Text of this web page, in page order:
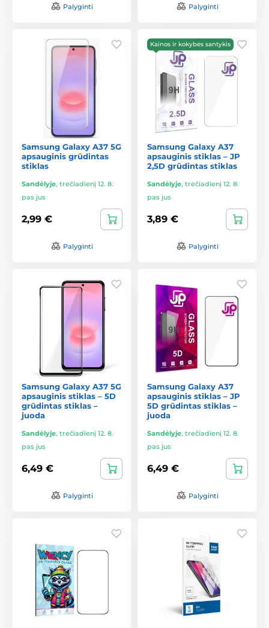
Palyginti Palyginti
Samsung Galaxy A37 5G
apsauginis grūdintas
stiklas
Sandėlyje, trečiadienį 12. 8.
pas jus
2,99 €
Palyginti
Kainos ir kokybės santykis
Samsung Galaxy A37
apsauginis stiklas – JP
2,5D grūdintas stiklas
Sandėlyje, trečiadienį 12. 8.
pas jus
3,89 €
Palyginti
Samsung Galaxy A37 5G
apsauginis stiklas – 5D
grūdintas stiklas –
juoda
Sandėlyje, trečiadienį 12. 8.
pas jus
6,49 €
Palyginti
Samsung Galaxy A37
apsauginis stiklas – JP
5D grūdintas stiklas –
juoda
Sandėlyje, trečiadienį 12. 8.
pas jus
6,49 €
Palyginti